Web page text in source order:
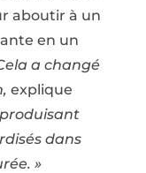
aboutir à un
en un
a changé
explique
dans
»